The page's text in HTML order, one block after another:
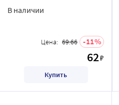
В наличии
Цена: 69.66 11
62₽
Купить